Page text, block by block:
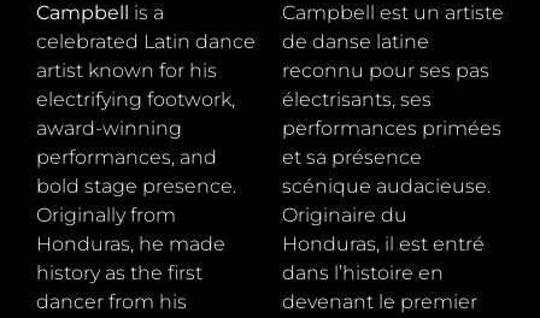
Campbell is a
celebrated Latin dance
artist known for his
electrifying footwork,
award-winning
performances, and
bold stage presence.
Originally from
Honduras, he made
history as the first
dancer from his
Campbell est un artiste
de danse latine
reconnu pour ses pas
électrisants, ses
performances primées
et sa présence
scénique audacieuse.
Originaire du
Honduras, il est entré
dans l’histoire en
devenant le premier